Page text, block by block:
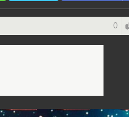
0